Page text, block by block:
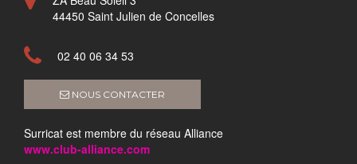
44450 Saint Julien de Concelles
02 40 06 34 53
NOUS CONTACTER
Surricat est membre du réseau Alliance
www.club-alliance.com